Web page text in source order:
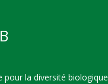
pour la diversité biologique